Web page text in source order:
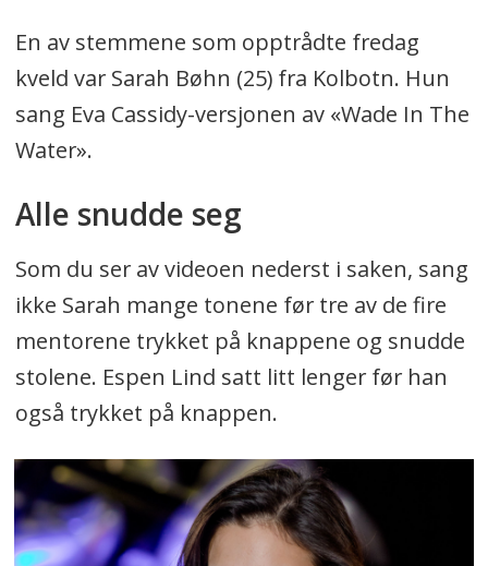
En av stemmene som opptrådte fredag
kveld var Sarah Bøhn (25) fra Kolbotn. Hun
sang Eva Cassidy-versjonen av «Wade In The
Water».
Alle snudde seg
Som du ser av videoen nederst i saken, sang
ikke Sarah mange tonene før tre av de fire
mentorene trykket på knappene og snudde
stolene. Espen Lind satt litt lenger før han
også trykket på knappen.